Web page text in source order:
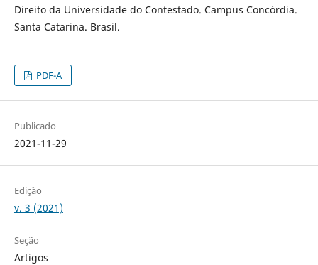
Direito da Universidade do Contestado. Campus Concórdia.
Santa Catarina. Brasil.
PDF-A
Publicado
2021-11-29
Edição
v. 3 (2021)
Seção
Artigos